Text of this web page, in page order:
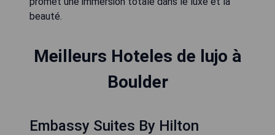
beauté.
Meilleurs Hoteles de lujo à
Boulder
Embassy Suites By Hilton